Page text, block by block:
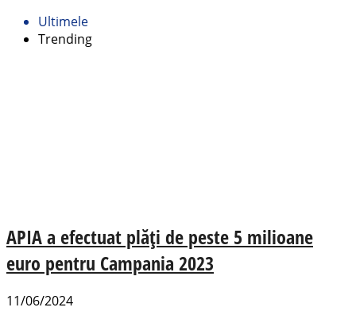
Ultimele
Trending
APIA a efectuat plăți de peste 5 milioane
euro pentru Campania 2023
11/06/2024